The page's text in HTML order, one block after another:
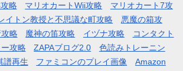
略 マリオカートWii攻略
マリオカート7攻
イトン教授と不思議な町攻略
悪魔の箱攻
略 魔神の笛攻略 イヅナ攻略
コンタクト
攻略 ZAPAブログ2.0
色読みトレーニン
譜再生 ファミコンのプレイ画像 Amazon